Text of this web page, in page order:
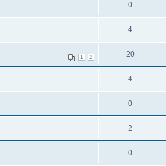
0
4
1 2 20
4
0
2
0